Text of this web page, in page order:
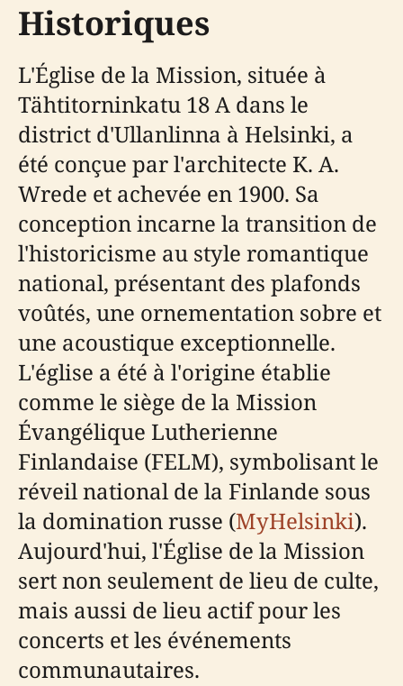
Historiques
L'Église de la Mission, située à
Tähtitorninkatu 18 A dans le
district d'Ullanlinna à Helsinki, a
été conçue par l'architecte K. A.
Wrede et achevée en 1900. Sa
conception incarne la transition de
l'historicisme au style romantique
national, présentant des plafonds
voûtés, une ornementation sobre et
une acoustique exceptionnelle.
L'église a été à l'origine établie
comme le siège de la Mission
Évangélique Lutherienne
Finlandaise (FELM), symbolisant le
réveil national de la Finlande sous
la domination russe (MyHelsinki).
Aujourd'hui, l'Église de la Mission
sert non seulement de lieu de culte,
mais aussi de lieu actif pour les
concerts et les événements
communautaires.